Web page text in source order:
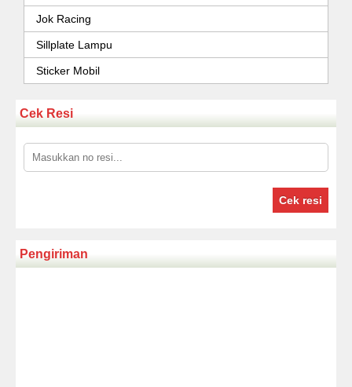
Jok Racing
Sillplate Lampu
Sticker Mobil
Cek Resi
Cek resi
Pengiriman